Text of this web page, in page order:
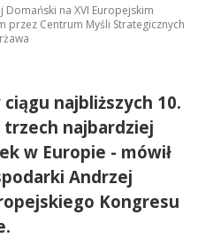
na XVI Europejskim
przez Centrum Myśli Strategicznych
najbliższych 10.
najbardziej
w Europie - mówił
Andrzej
Kongresu